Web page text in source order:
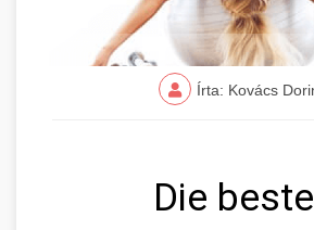
Írta: Kovács
Die